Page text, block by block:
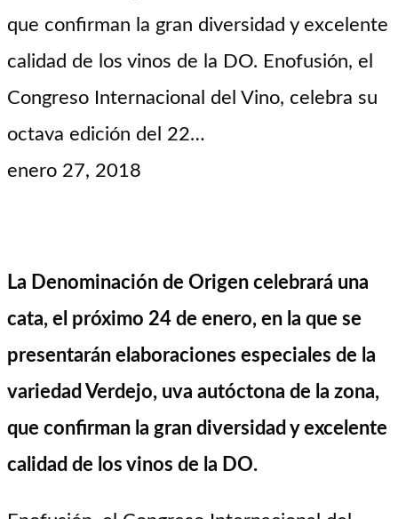
que confirman la gran diversidad y excelente
calidad de los vinos de la DO. Enofusión, el
Congreso Internacional del Vino, celebra su
octava edición del 22…
enero 27, 2018
La Denominación de Origen celebrará una
cata, el próximo 24 de enero, en la que se
presentarán elaboraciones especiales de la
variedad Verdejo, uva autóctona de la zona,
que confirman la gran diversidad y excelente
calidad de los vinos de la DO.